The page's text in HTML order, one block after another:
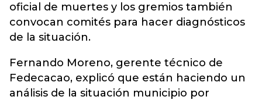
oficial de muertes y los gremios también
convocan comités para hacer diagnósticos
de la situación.
Fernando Moreno, gerente técnico de
Fedecacao, explicó que están haciendo un
análisis de la situación municipio por